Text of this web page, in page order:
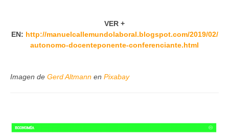
VER +
EN: http://manuelcallemundolaboral.blogspot.com/2019/02/
autonomo-docenteponente-conferenciante.html
Imagen de Gerd Altmann en Pixabay